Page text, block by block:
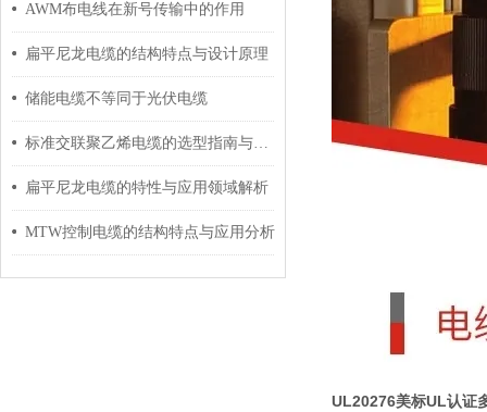
AWM布电线在新号传输中的作用
扁平尼龙电缆的结构特点与设计原理
储能电缆不等同于光伏电缆
标准交联聚乙烯电缆的选型指南与设计要点
扁平尼龙电缆的特性与应用领域解析
MTW控制电缆的结构特点与应用分析
UL20276美标UL认证